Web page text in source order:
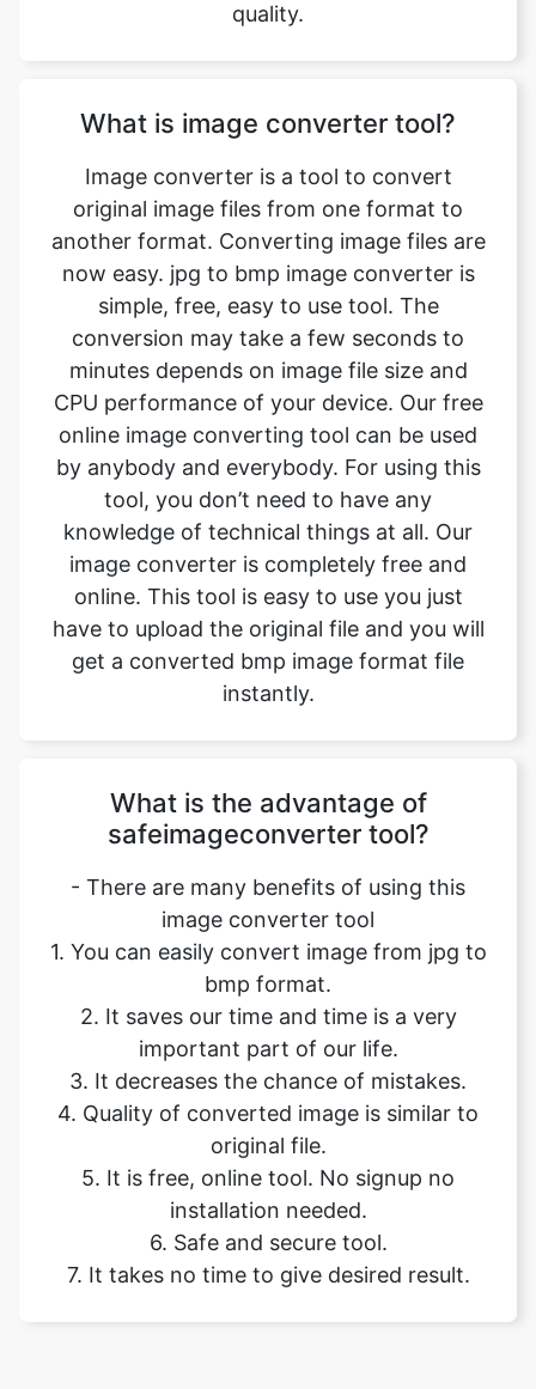
What is image converter tool?
another format. Converting image files are
now easy. jpg to bmp image converter is
simple, free, easy to use tool. The
conversion may take a few seconds to
minutes depends on image file size and
CPU performance of your device. Our free
online image converting tool can be used
by anybody and everybody. For using this
tool, you don’t need to have any
knowledge of technical things at all. Our
image converter is completely free and
online. This tool is easy to use you just
have to upload the original file and you will
get a converted bmp image format file
instantly.
What is the advantage of
image converter tool
1. You can easily convert image from jpg to
bmp format.
2. It saves our time and time is a very
important part of our life.
3. It decreases the chance of mistakes.
4. Quality of converted image is similar to
original file.
5. It is free, online tool. No signup no
installation needed.
6. Safe and secure tool.
7. It takes no time to give desired result.